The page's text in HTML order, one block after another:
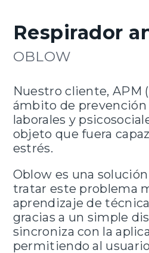
Respirador
OBLOW
Nuestro cliente, APM
ámbito de prevención
laborales y
objeto que fuera
estrés.
Oblow es una
tratar este problema
aprendizaje de
gracias a un simple
sincroniza con la
permitiendo al